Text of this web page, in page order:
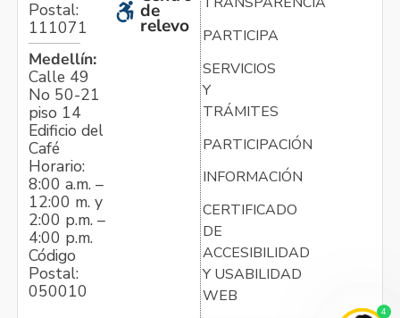
Postal:
111071
Medellín:
Calle 49
No 50-21
piso 14
Edificio del
Café
Horario:
8:00 a.m. –
12:00 m. y
2:00 p.m. –
4:00 p.m.
Código
Postal:
050010
de
relevo
PARTICIPA
SERVICIOS
Y
TRÁMITES
PARTICIPACIÓN
INFORMACIÓN
CERTIFICADO
DE
ACCESIBILIDAD
Y USABILIDAD
WEB
4